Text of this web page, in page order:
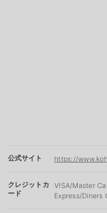
公式サイト https://
クレジットカ
ード
VISA/Master
Express/Diners